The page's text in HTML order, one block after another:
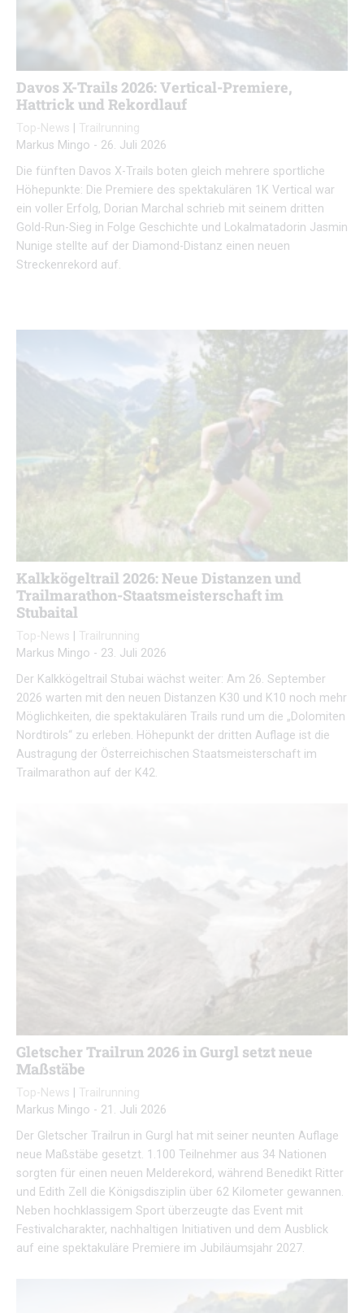
Davos X-Trails 2026: Vertical-Premiere,
Hattrick und Rekordlauf
Top-News
Trailrunning
Markus Mingo - 26. Juli 2026
Die fünften Davos X-Trails boten gleich mehrere sportliche
Höhepunkte: Die Premiere des spektakulären 1K Vertical war
ein voller Erfolg, Dorian Marchal schrieb mit seinem dritten
Gold-Run-Sieg in Folge Geschichte und Lokalmatadorin Jasmin
Nunige stellte auf der Diamond-Distanz einen neuen
Streckenrekord auf.
Kalkkögeltrail 2026: Neue Distanzen und
Trailmarathon-Staatsmeisterschaft im
Stubaital
Top-News
Trailrunning
Markus Mingo - 23. Juli 2026
Der Kalkkögeltrail Stubai wächst weiter: Am 26. September
2026 warten mit den neuen Distanzen K30 und K10 noch mehr
Möglichkeiten, die spektakulären Trails rund um die „Dolomiten
Nordtirols“ zu erleben. Höhepunkt der dritten Auflage ist die
Austragung der Österreichischen Staatsmeisterschaft im
Trailmarathon auf der K42.
Gletscher Trailrun 2026 in Gurgl setzt neue
Maßstäbe
Top-News
Trailrunning
Markus Mingo - 21. Juli 2026
Der Gletscher Trailrun in Gurgl hat mit seiner neunten Auflage
neue Maßstäbe gesetzt. 1.100 Teilnehmer aus 34 Nationen
sorgten für einen neuen Melderekord, während Benedikt Ritter
und Edith Zell die Königsdisziplin über 62 Kilometer gewannen.
Neben hochklassigem Sport überzeugte das Event mit
Festivalcharakter, nachhaltigen Initiativen und dem Ausblick
auf eine spektakuläre Premiere im Jubiläumsjahr 2027.